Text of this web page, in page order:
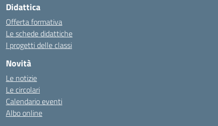
Didattica
Offerta formativa
Le schede didattiche
I progetti delle classi
Novità
Le notizie
Le circolari
Calendario eventi
Albo online